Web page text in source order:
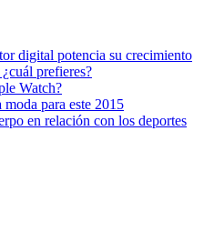
digital potencia su crecimiento
prefieres?
Watch?
para este 2015
en relación con los deportes